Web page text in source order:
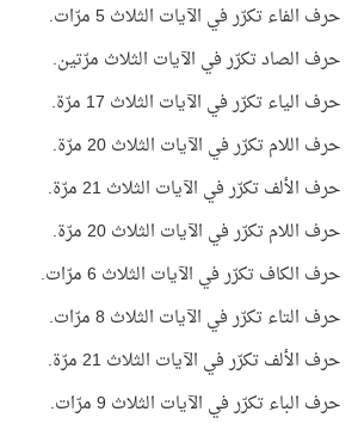
حرف الفاء تكرّر في الآيات الثلاث 5 مرّات.
حرف الصاد تكرّر في الآيات الثلاث مرّتين.
حرف الياء تكرّر في الآيات الثلاث 17 مرّة.
حرف اللام تكرّر في الآيات الثلاث 20 مرّة.
حرف الألف تكرّر في الآيات الثلاث 21 مرّة.
حرف اللام تكرّر في الآيات الثلاث 20 مرّة.
حرف الكاف تكرّر في الآيات الثلاث 6 مرّات.
حرف التاء تكرّر في الآيات الثلاث 8 مرّات.
حرف الألف تكرّر في الآيات الثلاث 21 مرّة.
حرف الباء تكرّر في الآيات الثلاث 9 مرّات.